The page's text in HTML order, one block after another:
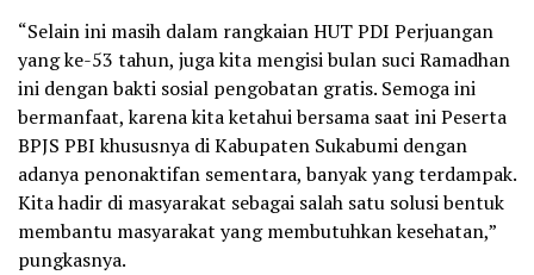
“Selain ini masih dalam rangkaian HUT PDI Perjuangan
yang ke-53 tahun, juga kita mengisi bulan suci Ramadhan
ini dengan bakti sosial pengobatan gratis. Semoga ini
bermanfaat, karena kita ketahui bersama saat ini Peserta
BPJS PBI khususnya di Kabupaten Sukabumi dengan
adanya penonaktifan sementara, banyak yang terdampak.
Kita hadir di masyarakat sebagai salah satu solusi bentuk
membantu masyarakat yang membutuhkan kesehatan,”
pungkasnya.